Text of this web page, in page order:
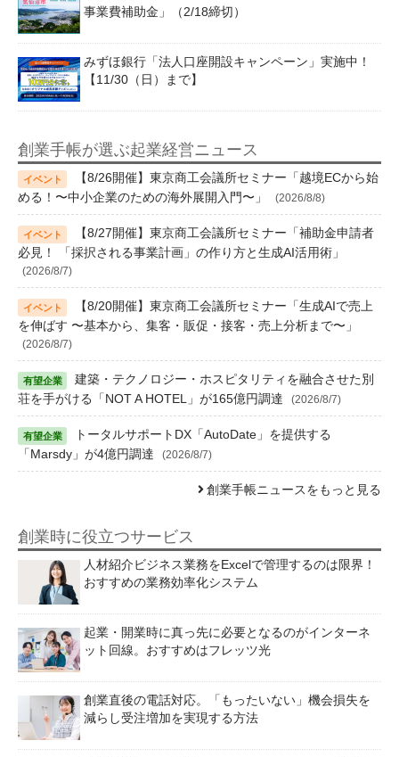
事業費補助金」（2/18締切）
みずほ銀行「法人口座開設キャンペーン」実施中！
【11/30（日）まで】
創業手帳が選ぶ起業経営ニュース
【8/26開催】東京商工会議所セミナー「越境ECから始
める！〜中小企業のための海外展開入門〜」
(2026/8/8)
【8/27開催】東京商工会議所セミナー「補助金申請者
必見！ 「採択される事業計画」の作り方と生成AI活用術」
(2026/8/7)
【8/20開催】東京商工会議所セミナー「生成AIで売上
を伸ばす 〜基本から、集客・販促・接客・売上分析まで〜」
(2026/8/7)
建築・テクノロジー・ホスピタリティを融合させた別
荘を手がける「NOT A HOTEL」が165億円調達
(2026/8/7)
トータルサポートDX「AutoDate」を提供する
「Marsdy」が4億円調達
(2026/8/7)
創業手帳ニュースをもっと見る
創業時に役立つサービス
人材紹介ビジネス業務をExcelで管理するのは限界！
おすすめの業務効率化システム
起業・開業時に真っ先に必要となるのがインターネ
ット回線。おすすめはフレッツ光
創業直後の電話対応。「もったいない」機会損失を
減らし受注増加を実現する方法